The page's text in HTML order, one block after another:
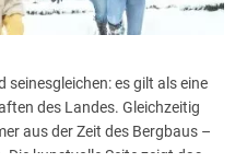
seinesgleichen: es gilt als eine
des Landes. Gleichzeitig
aus der Zeit des Bergbaus –
Die kunstvolle Seite zeigt das